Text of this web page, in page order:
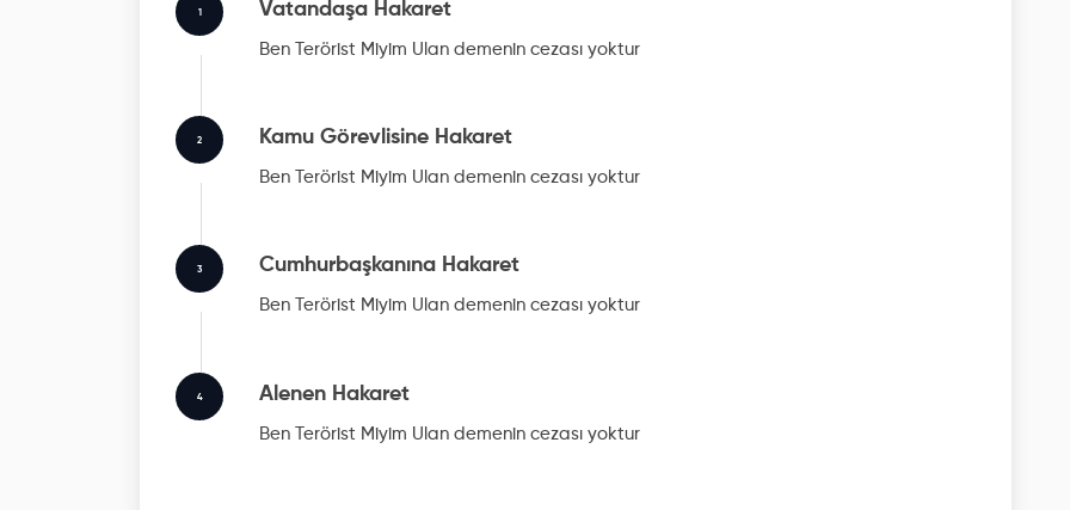
1 Vatandaşa Hakaret
Ben Terörist Miyim Ulan demenin cezası yoktur
2 Kamu Görevlisine Hakaret
Ben Terörist Miyim Ulan demenin cezası yoktur
3 Cumhurbaşkanına Hakaret
Ben Terörist Miyim Ulan demenin cezası yoktur
4 Alenen Hakaret
Ben Terörist Miyim Ulan demenin cezası yoktur